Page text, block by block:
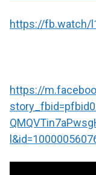
https://fb.watch/
https://